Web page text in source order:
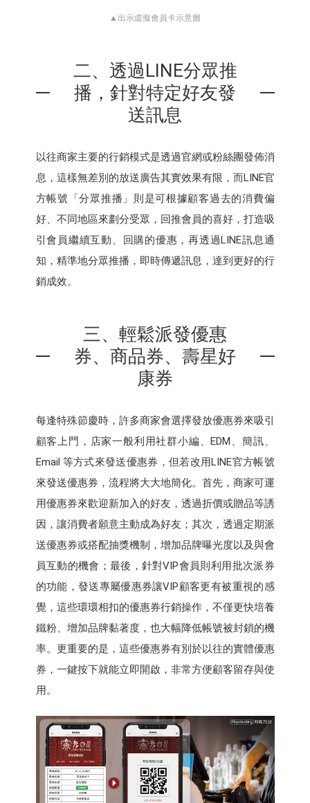
▲出示虛擬會員卡示意圖
二、透過LINE分眾推
播，針對特定好友發
送訊息
以往商家主要的行銷模式是透過官網或粉絲團發佈消
息，這樣無差別的放送廣告其實效果有限，而LINE官
方帳號「分眾推播」則是可根據顧客過去的消費偏
好、不同地區來劃分受眾，回推會員的喜好，打造吸
引會員繼續互動、回購的優惠，再透過LINE訊息通
知，精準地分眾推播，即時傳遞訊息，達到更好的行
銷成效。
三、輕鬆派發優惠
券、商品券、壽星好
康券
每逢特殊節慶時，許多商家會選擇發放優惠券來吸引
顧客上門，店家一般利用社群小編、EDM、簡訊、
Email 等方式來發送優惠券，但若改用LINE官方帳號
來發送優惠券，流程將大大地簡化。首先，商家可運
用優惠券來歡迎新加入的好友，透過折價或贈品等誘
因，讓消費者願意主動成為好友；其次，透過定期派
送優惠券或搭配抽獎機制，增加品牌曝光度以及與會
員互動的機會；最後，針對VIP會員則利用批次派券
的功能，發送專屬優惠券讓VIP顧客更有被重視的感
覺，這些環環相扣的優惠券行銷操作，不僅更快培養
鐵粉、增加品牌黏著度，也大幅降低帳號被封鎖的機
率。更重要的是，這些優惠券有別於以往的實體優惠
券，一鍵按下就能立即開啟，非常方便顧客留存與使
用。